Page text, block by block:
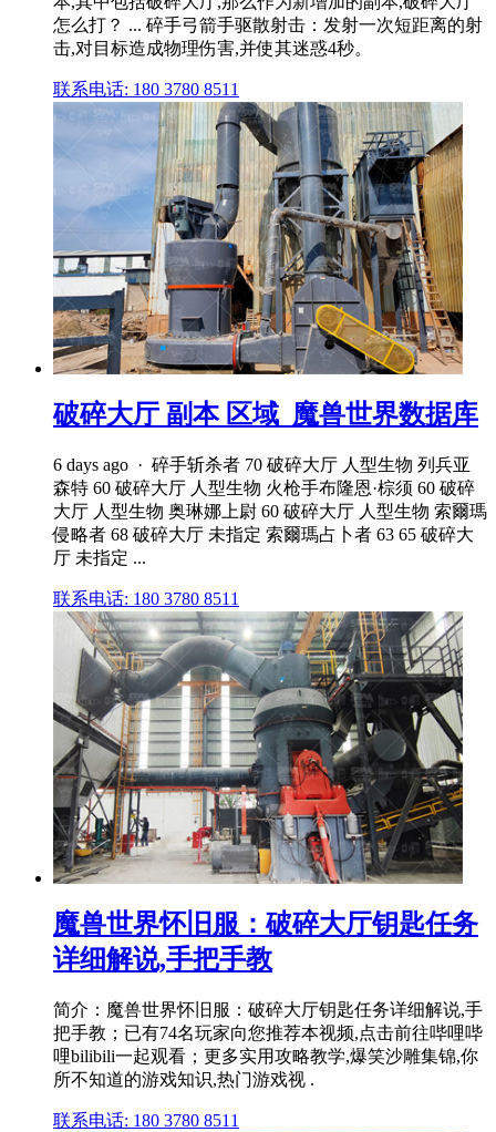
怎么打？ ... 碎手弓箭手驱散射击：发射一次短距离的射
击,对目标造成物理伤害,并使其迷惑4秒。
联系电话: 180 3780 8511
破碎大厅 副本 区域_魔兽世界数据库
6 days ago · 碎手斩杀者 70 破碎大厅 人型生物 列兵亚
森特 60 破碎大厅 人型生物 火枪手布隆恩·棕须 60 破碎
大厅 人型生物 奥琳娜上尉 60 破碎大厅 人型生物 索爾瑪
侵略者 68 破碎大厅 未指定 索爾瑪占卜者 63 65 破碎大
厅 未指定 ...
联系电话: 180 3780 8511
魔兽世界怀旧服：破碎大厅钥匙任务
详细解说,手把手教
简介：魔兽世界怀旧服：破碎大厅钥匙任务详细解说,手
把手教；已有74名玩家向您推荐本视频,点击前往哔哩哔
哩bilibili一起观看；更多实用攻略教学,爆笑沙雕集锦,你
所不知道的游戏知识,热门游戏视 .
联系电话: 180 3780 8511